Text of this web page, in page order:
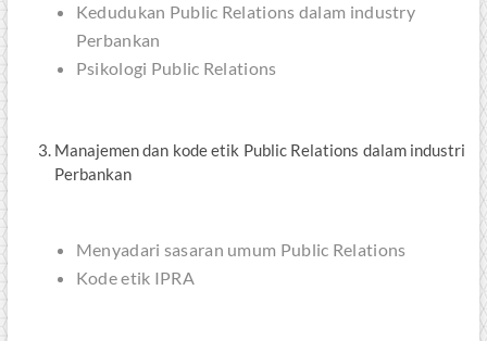
Kedudukan Public Relations dalam industry
Perbankan
Psikologi Public Relations
Manajemen dan kode etik Public Relations dalam industri
Perbankan
Menyadari sasaran umum Public Relations
Kode etik IPRA